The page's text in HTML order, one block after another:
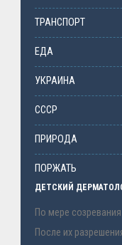
ТРАНСПОРТ
ЕДА
УКРАИНА
СССР
ПРИРОДА
ПОРЖАТЬ
ДЕТСКИЙ
По мере
После их